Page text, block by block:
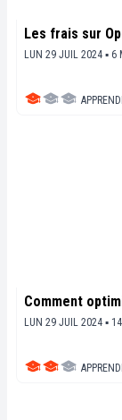
Les frais sur
LUN 29 JUIL 2024 ▪ 6
Comment
LUN 29 JUIL 2024 ▪